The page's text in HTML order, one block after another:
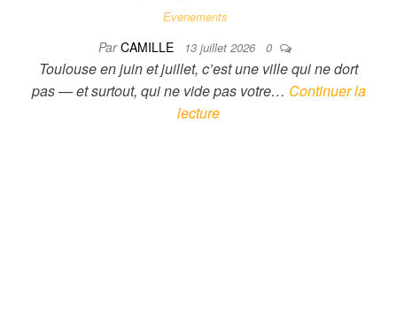
Evenements
ParCAMILLE 13 juillet 2026 0
Toulouse en juin et juillet, c’est une ville qui ne dort
pas — et surtout, qui ne vide pas votre… Continuer la
lecture